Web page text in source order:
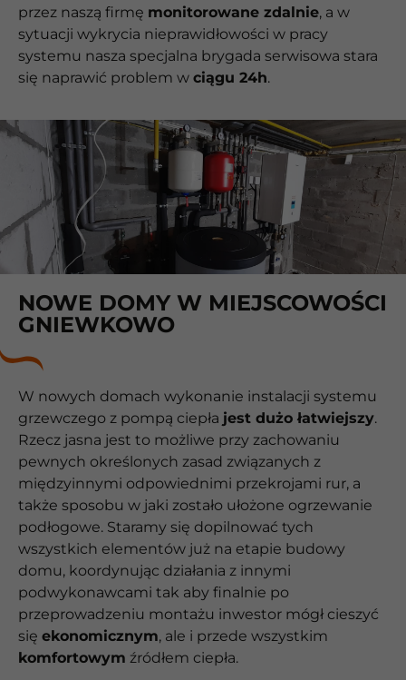
przez naszą firmę monitorowane zdalnie, a w
sytuacji wykrycia nieprawidłowości w pracy
systemu nasza specjalna brygada serwisowa stara
się naprawić problem w ciągu 24h.
NOWE DOMY W MIEJSCOWOŚCI
GNIEWKOWO
W nowych domach wykonanie instalacji systemu
grzewczego z pompą ciepła jest dużo łatwiejszy.
Rzecz jasna jest to możliwe przy zachowaniu
pewnych określonych zasad związanych z
międzyinnymi odpowiednimi przekrojami rur, a
także sposobu w jaki zostało ułożone ogrzewanie
podłogowe. Staramy się dopilnować tych
wszystkich elementów już na etapie budowy
domu, koordynując działania z innymi
podwykonawcami tak aby finalnie po
przeprowadzeniu montażu inwestor mógł cieszyć
się ekonomicznym, ale i przede wszystkim
komfortowym źródłem ciepła.